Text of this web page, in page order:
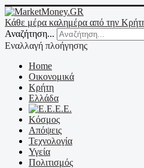
Κάθε μέρα καλημέρα από την
Αναζήτηση...
Εναλλαγή πλοήγησης
Home
Οικονομικά
Κρήτη
Ελλάδα
Ε.Ε.
Κόσμος
Απόψεις
Τεχνολογία
Υγεία
Πολιτισμός